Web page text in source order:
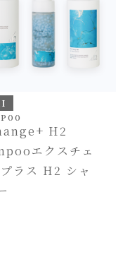
H2
エクスチェ
ラス H2 シャ